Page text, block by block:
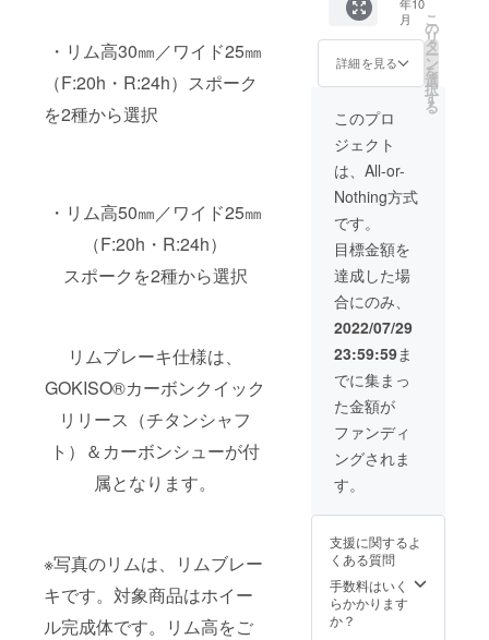
・リム高30㎜／ワイド25㎜
（F:20h・R:24h）スポーク
を2種から選択
・リム高50㎜／ワイド25㎜
（F:20h・R:24h）
スポークを2種から選択
リムブレーキ仕様は、
GOKISO®カーボンクイック
リリース（チタンシャフ
ト）＆カーボンシューが付
属となります。
※写真のリムは、リムブレー
キです。対象商品はホイー
ル完成体です。リム高をご
にして
くださ
い。 ※
対象製
品のリ
ムは写
真と異
なる場
合がご
ざいま
す。 ※
ホイー
す。車
体、タ
イヤ、
チュー
ブなど
付属品
以外は
含まれ
ませ
ん。
くださ
い。 ※
対象製
品のリ
ムは写
真と異
なる場
合がご
ざいま
す。 ※
ホイー
ル完成
体、タ
イヤ、
チュー
ブなど
付属品
以外は
含まれ
ませ
ん。
RAY
black（
開放
組） 真
鍮ニッ
プル：
黒 ※開
放組み
はス
ポーク
がクロ
スする
ない組
み方で
す。 ※
イメー
ジ写真
は、リ
ム高の
選択で
ご参考
にして
くださ
い。 ※
対象製
真と異
合がご
ざいま
す。 ※
ホイー
ル完成
通常販
売価格
190,200
円税込
※2022.6
月時点
カーボ
ンリム
700c（
UDマッ
トクリ
ア仕上
R24H
SAPIM
:CX-
RAY
black
（開放
組） 真
鍮ニッ
プル：
黒 付属
品：
GOKIS
O®カー
リリー
タン
シャフ
ト、
カーボ
ン
月
詳細を見る
こ
の
リ
タ
ー
ン
を
選
択
す
る
このプロ
ジェクト
は、All-or-
Nothing方式
です。
目標金額を
達成した場
合にのみ、
2022/07/29
23:59:59ま
でに集まっ
た金額が
ファンディ
ングされま
す。
支援に関するよ
くある質問
手数料はいく
らかかります
か？